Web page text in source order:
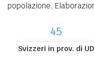
popolazione.
45
Svizzeri in prov. di UD